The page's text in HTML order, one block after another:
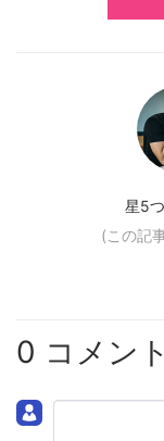
星5
(この記
0 コメント